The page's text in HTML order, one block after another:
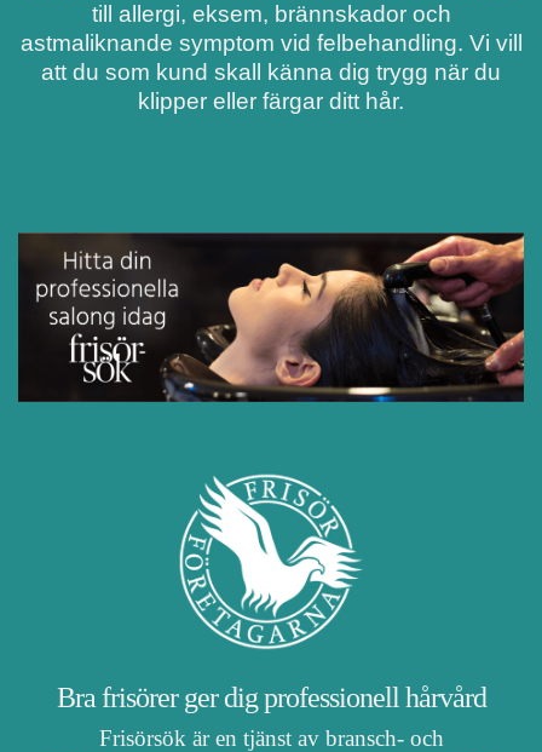
till allergi, eksem, brännskador och
astmaliknande symptom vid felbehandling. Vi vill
att du som kund skall känna dig trygg när du
klipper eller färgar ditt hår.
Bra frisörer ger dig professionell hårvård
Frisörsök är en tjänst av bransch- och